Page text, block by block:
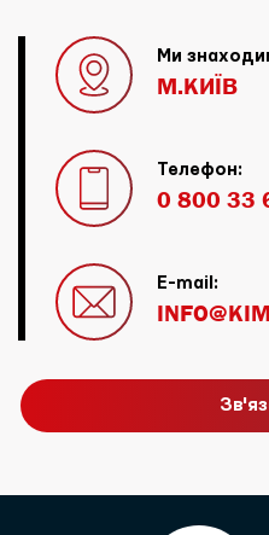
Ми
М.КИЇВ
Телефон:
0 800 33
E-mail: